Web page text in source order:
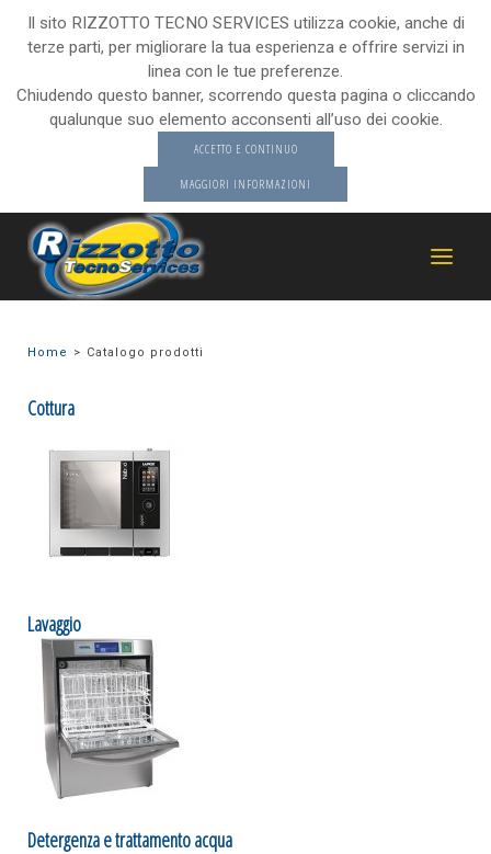
Il sito RIZZOTTO TECNO SERVICES utilizza cookie, anche di
terze parti, per migliorare la tua esperienza e offrire servizi in
linea con le tue preferenze.
Chiudendo questo banner, scorrendo questa pagina o cliccando
qualunque suo elemento acconsenti all’uso dei cookie.
ACCETTO E CONTINUO
MAGGIORI INFORMAZIONI
Home Catalogo prodotti
Cottura
Lavaggio
Detergenza e trattamento acqua